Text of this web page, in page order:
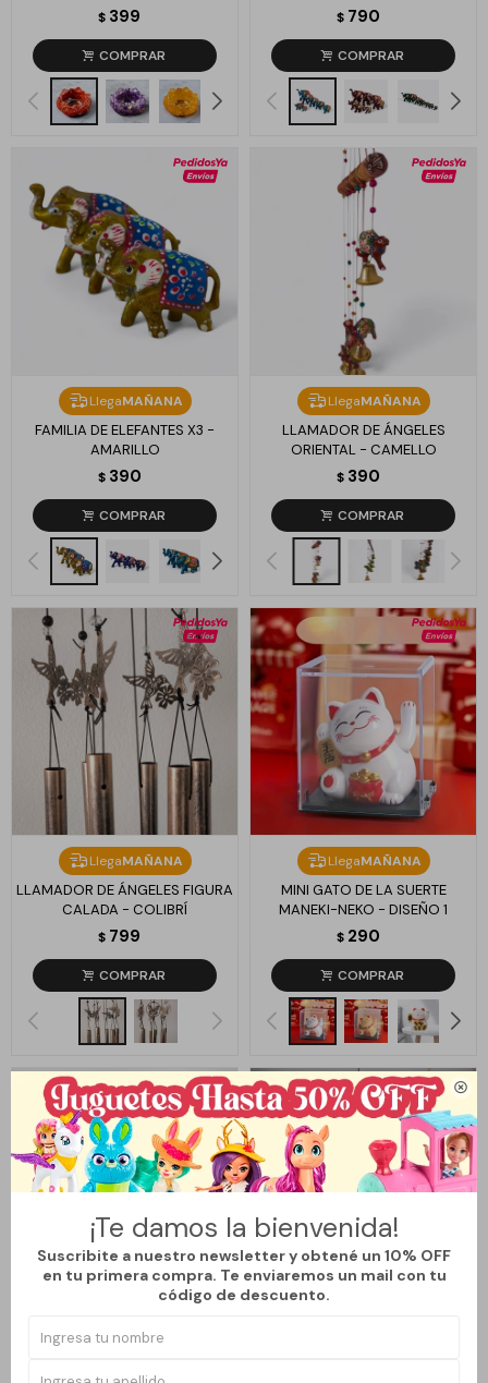

¡Te damos la bienvenida!
Suscribite a nuestro newsletter y obtené un 10% OFF
en tu primera compra. Te enviaremos un mail con tu
código de descuento.
$ 399 $ 790
LlegaMAÑANA
FAMILIA DE ELEFANTES X3 -
AMARILLO
$ 390
LlegaMAÑANA
LLAMADOR DE ÁNGELES
ORIENTAL - CAMELLO
$ 390
LlegaMAÑANA
LLAMADOR DE ÁNGELES FIGURA
CALADA - COLIBRÍ
$ 799
LlegaMAÑANA
MINI GATO DE LA SUERTE
MANEKI-NEKO - DISEÑO 1
$ 290
BUDA CELESTE CHICO